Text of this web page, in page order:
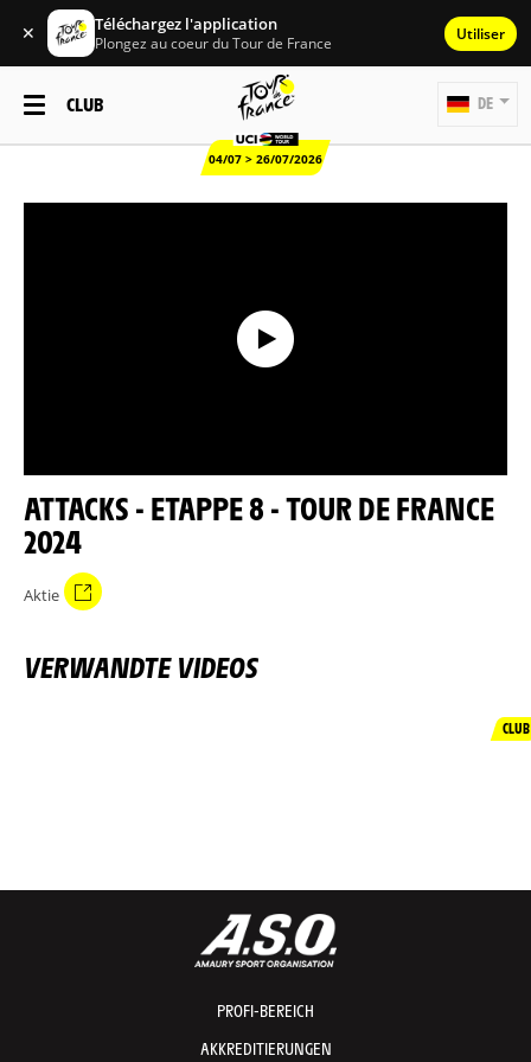
✕ Téléchargez l'application
Plongez au coeur du Tour de France Utiliser
CLUB
04/07 > 26/07/2026
DE
ATTACKS - ETAPPE 8 - TOUR DE FRANCE
2024
Aktie
VERWANDTE VIDEOS
CLUB
PROFI-BEREICH
AKKREDITIERUNGEN